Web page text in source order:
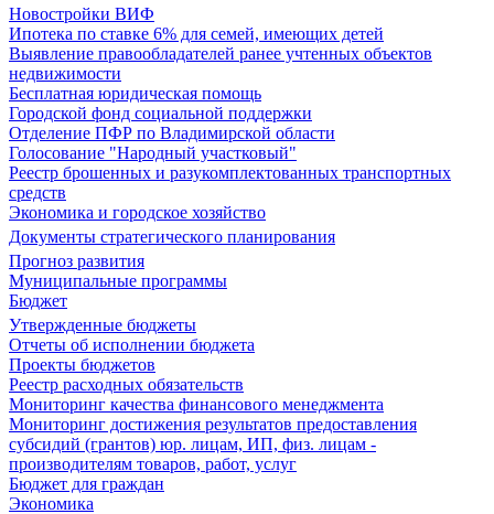
Новостройки ВИФ
Ипотека по ставке 6% для семей, имеющих детей
Выявление правообладателей ранее учтенных объектов
недвижимости
Бесплатная юридическая помощь
Городской фонд социальной поддержки
Отделение ПФР по Владимирской области
Голосование "Народный участковый"
Реестр брошенных и разукомплектованных транспортных
средств
Экономика и городское хозяйство
Документы стратегического планирования
Прогноз развития
Муниципальные программы
Бюджет
Утвержденные бюджеты
Отчеты об исполнении бюджета
Проекты бюджетов
Реестр расходных обязательств
Мониторинг качества финансового менеджмента
Мониторинг достижения результатов предоставления
субсидий (грантов) юр. лицам, ИП, физ. лицам -
производителям товаров, работ, услуг
Бюджет для граждан
Экономика